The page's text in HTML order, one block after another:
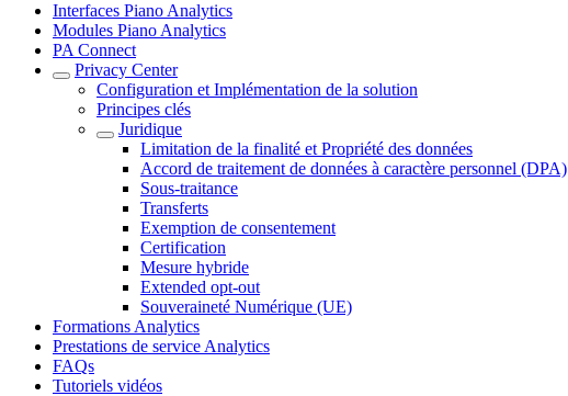
Interfaces Piano Analytics
Modules Piano Analytics
PA Connect
Privacy Center
Configuration et Implémentation de la solution
Principes clés
Juridique
Limitation de la finalité et Propriété des données
Accord de traitement de données à caractère personnel (DPA)
Sous-traitance
Transferts
Exemption de consentement
Certification
Mesure hybride
Extended opt-out
Souveraineté Numérique (UE)
Formations Analytics
Prestations de service Analytics
FAQs
Tutoriels vidéos